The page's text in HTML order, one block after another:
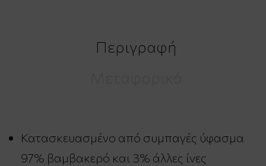
Περιγραφή
Κατασκευασμένο από συμπαγές ύφασμα
97% βαμβακερό και 3% άλλες ίνες